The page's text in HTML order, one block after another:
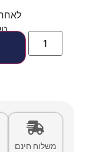
לאחר
משלוח חינם